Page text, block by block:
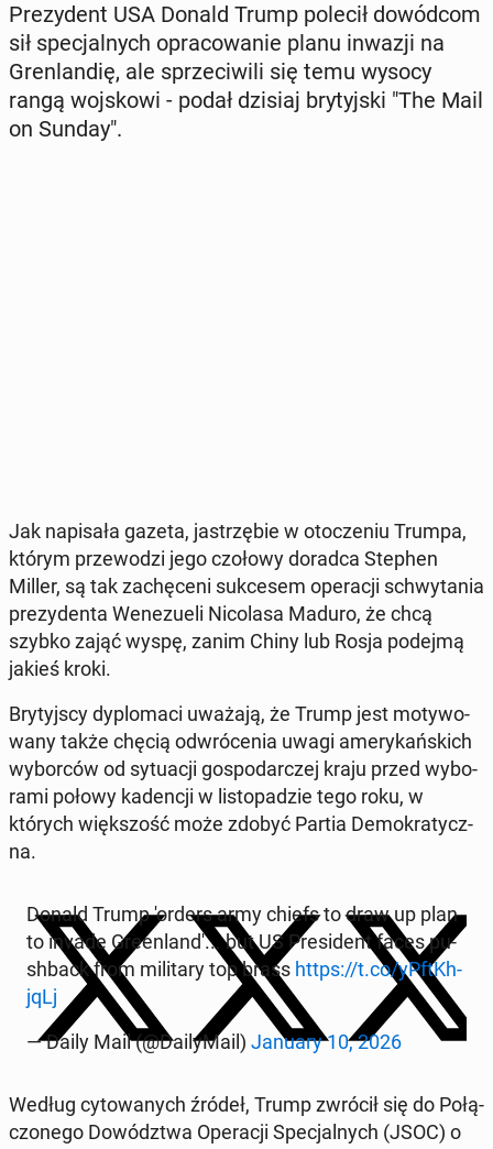
Pre­zy­dent USA Donald Trump polecił do­wód­com
sił spe­cjal­nych opra­co­wa­nie planu inwazji na
Gren­lan­dię, ale sprze­ci­wi­li się temu wysocy
rangą woj­sko­wi - podał dzisiaj bry­tyj­ski "The Mail
on Sunday".
Jak na­pi­sa­ła gazeta, ja­strzę­bie w oto­cze­niu Trumpa,
którym prze­wo­dzi jego czołowy doradca Stephen
Miller, są tak za­chę­ce­ni suk­ce­sem ope­ra­cji schwy­ta­nia
pre­zy­den­ta We­ne­zu­eli Ni­co­la­sa Maduro, że chcą
szybko zająć wyspę, zanim Chiny lub Rosja podejmą
jakieś kroki.
Bry­tyj­scy dy­plo­ma­ci uważają, że Trump jest mo­ty­wo­
wa­ny także chęcią od­wró­ce­nia uwagi ame­ry­kań­skich
wy­bor­ców od sy­tu­acji go­spo­dar­czej kraju przed wy­bo­
ra­mi połowy ka­den­cji w li­sto­pa­dzie tego roku, w
których więk­szość może zdobyć Partia De­mo­kra­tycz­
na.
Donald Trump 'orders army chiefs to draw up plan
to invade Gre­en­lan­d'... but US Pre­si­dent faces pu­
sh­back from mi­li­ta­ry top brass https://t.co/yP­ft­Kh­
jqLj
— Daily Mail (@Da­ily­Ma­il) January 10, 2026
Według cy­to­wa­nych źródeł, Trump zwrócił się do Po­łą­
czo­ne­go Do­wódz­twa Ope­ra­cji Spe­cjal­nych (JSOC) o